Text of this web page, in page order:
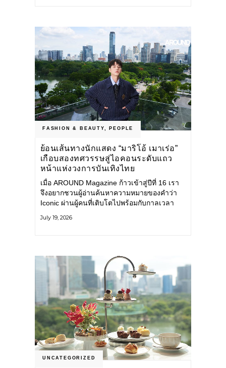
FASHION & BEAUTY, PEOPLE
ย้อนเส้นทางนักแสดง “มาริโอ้ เมาเร่อ”
เกือบสองทศวรรษสู่ไอคอนระดับแถว
หน้าแห่งวงการบันเทิงไทย
เมื่อ AROUND Magazine ก้าวเข้าสู่ปีที่ 16 เรา
จึงอยากชวนผู้อ่านค้นหาความหมายของคำว่า
Iconic ผ่านผู้คนที่เติบโตไปพร้อมกับกาลเวลา
คือ มาริโอ้ เมาเร่อ
July 19, 2026
UNCATEGORIZED